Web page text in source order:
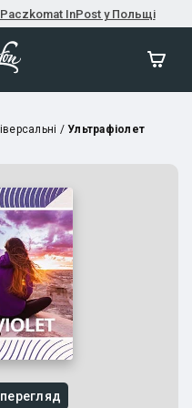
InPost у Польщі
/Ультрафіолет